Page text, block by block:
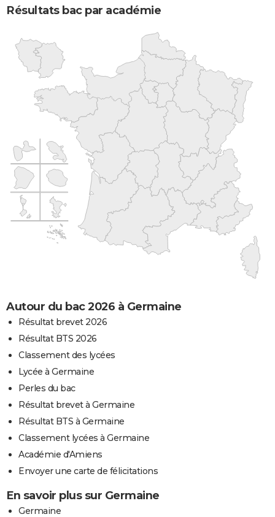
Résultats bac par académie
Autour du bac 2026 à Germaine
Résultat brevet 2026
Résultat BTS 2026
Classement des lycées
Lycée à Germaine
Perles du bac
Résultat brevet à Germaine
Résultat BTS à Germaine
Classement lycées à Germaine
Académie d'Amiens
Envoyer une carte de félicitations
En savoir plus sur Germaine
Germaine